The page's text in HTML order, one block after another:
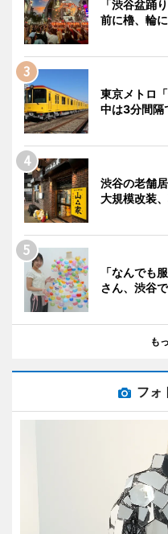
「渋谷盆踊
前に櫓、輪
東京メトロ
中は3分間隔
渋谷の老舗
大規模改装
「なんでも
さん、渋谷
も
フォ